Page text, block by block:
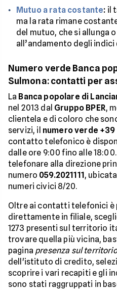
Mutuo a rata costante: il
ma la rata rimane
del mutuo, che si allunga
all’andamento degli
Numero verde Banca
Sulmona: contatti per
La Banca popolare di
nel 2013 dal Gruppo BPER,
clientela e di coloro che
servizi, il numero verde +39
contatto telefonico è
dalle ore 9:00 fino alle
telefonare alla direzione
numero 059.2021111,
numeri civici 8/20.
Oltre ai contatti telefonici è
direttamente in filiale,
1273 presenti sul territorio
trovare quella più vicina,
pagina presenza sul territorio
dell'istituto di credito,
scoprire i vari recapiti e gli
sono stati raggruppati in